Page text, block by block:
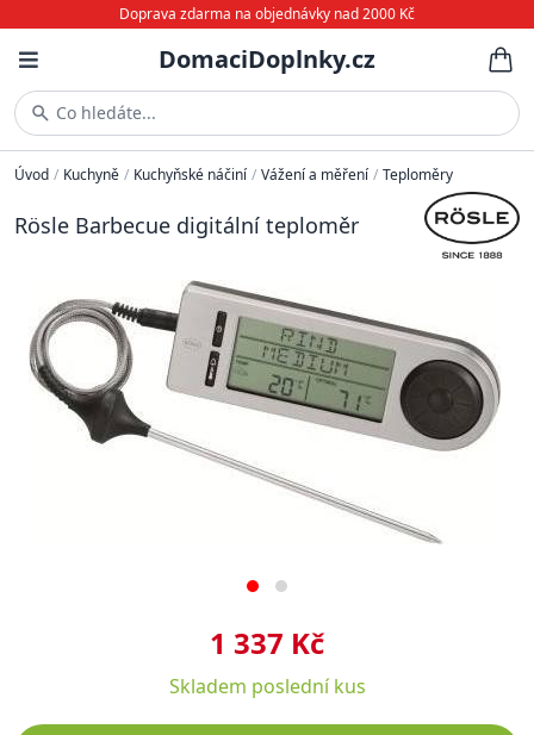
Doprava zdarma na objednávky nad 2000 Kč
DomaciDoplnky.cz
Co hledáte...
Úvod / Kuchyně / Kuchyňské náčiní / Vážení a měření / Teploměry
Rösle Barbecue digitální teploměr
1 337 Kč
Skladem poslední kus